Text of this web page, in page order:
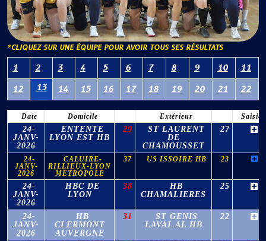
*CLIQUEZ SUR UNE ÉQUIPE POUR AVOIR TOUS SES RÉSULTATS
1 2 3 4 5 6 7 8 9 10
11
12
13 14 15 16 17 18 19 20 21 22
Date Domicile Extérieur Saisie
24-
JANV-
2026
ENTENTE
LYON EST HB
29
ST LAURENT
DE
CHAMOUSSET
27
24-
JANV-
2026
CALUIRE-
RILLIEUX-LYON
METROPOLE
37 US ISSOIRE HB 23
24-
JANV-
2026
HBC DE
LYON
38
HB
CHAMALIERES
25
24-
JANV-
2026
HB
CLERMONT
AUVERGNE
31
ST GENIS
LAVAL AL HB
22